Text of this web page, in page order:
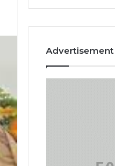
Advertisement